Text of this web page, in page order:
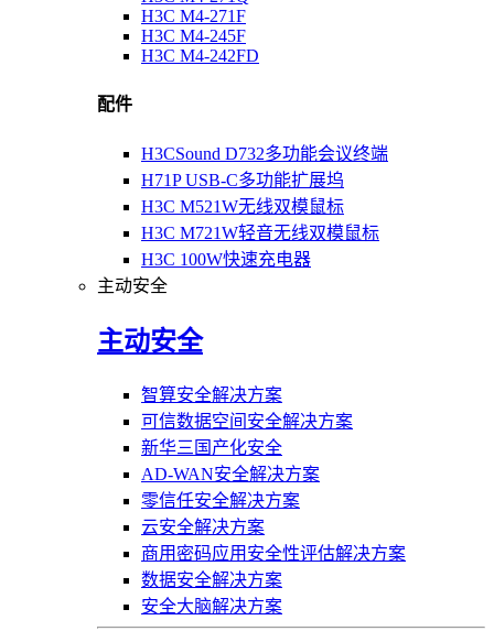
H3C M4-271F
H3C M4-245F
H3C M4-242FD
配件
H3CSound D732多功能会议终端
H71P USB-C多功能扩展坞
H3C M521W无线双模鼠标
H3C M721W轻音无线双模鼠标
H3C 100W快速充电器
主动安全
主动安全
智算安全解决方案
可信数据空间安全解决方案
新华三国产化安全
AD-WAN安全解决方案
零信任安全解决方案
云安全解决方案
商用密码应用安全性评估解决方案
数据安全解决方案
安全大脑解决方案